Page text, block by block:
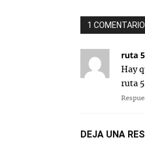
1 COMENTARIO
ruta
Hay
ruta 5
DEJA UNA